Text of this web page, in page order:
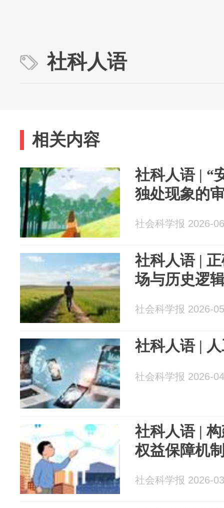
社科人语
相关内容
社科人语 | “
独处现象的
社会科学报 2026-
社科人语 |
场与历史逻
社会科学报 2026-
社科人语 |
社会科学报 2026-
社科人语 |
权益保障机
社会科学报 2026-